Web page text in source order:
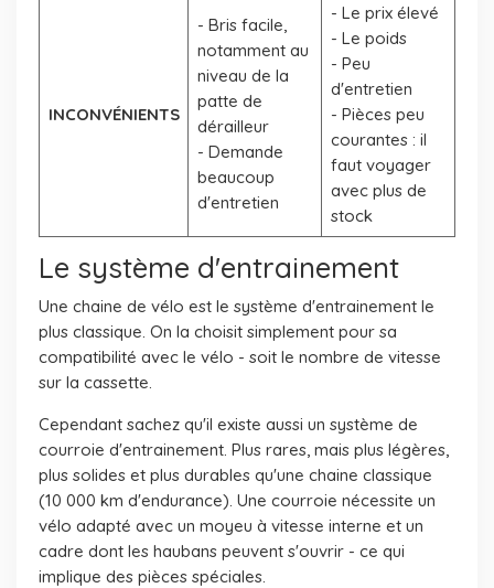
INCONVÉNIENTS
- Bris facile,
notamment au
niveau de la
patte de
dérailleur
- Demande
beaucoup
d'entretien
- Le prix élevé
- Le poids
- Peu
d'entretien
- Pièces peu
courantes : il
faut voyager
avec plus de
stock
Le système d'entrainement
Une chaine de vélo est le système d'entrainement le
plus classique. On la choisit simplement pour sa
compatibilité avec le vélo - soit le nombre de vitesse
sur la cassette.
Cependant sachez qu'il existe aussi un système de
courroie d'entrainement. Plus rares, mais plus légères,
plus solides et plus durables qu'une chaine classique
(10 000 km d'endurance). Une courroie nécessite un
vélo adapté avec un moyeu à vitesse interne et un
cadre dont les haubans peuvent s'ouvrir - ce qui
implique des pièces spéciales.